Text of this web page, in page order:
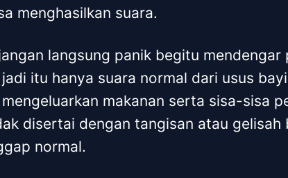
menghasilkan suara.
langsung panik begitu mendengar
itu hanya suara normal dari usus
makanan serta sisa-sisa
disertai dengan tangisan atau gelisah
normal.